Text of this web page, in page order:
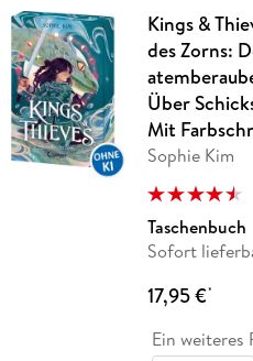
Kings &
des Zorns:
Über
Mit
Sophie Kim
Taschenbuch
Sofort
17,95 €*
Ein weiteres